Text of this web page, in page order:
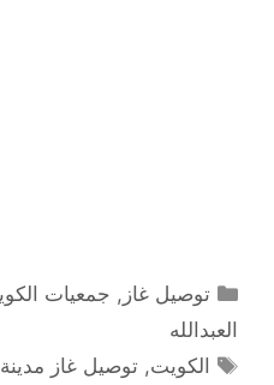
التصنيفات
توصيل غاز , جمعيات
العبدالله
الوسوم
الكويت,توصيل غاز